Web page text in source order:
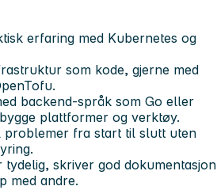
erfaring med Kubernetes og
som kode, gjerne med
backend-språk som Go eller
plattformer og verktøy.
problemer fra start til slutt uten
tydelig, skriver god dokumentasjon
med andre.